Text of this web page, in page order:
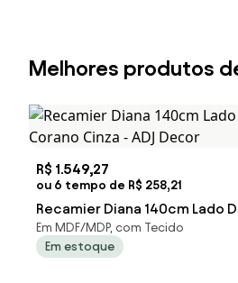
Melhores produtos
R$ 1.549,27
ou 6 tempo de R$ 258,21
Recamier Diana 140cm Lado
Corano Cinza - ADJ Decor
Em MDF/MDP, com Tecido
Em estoque